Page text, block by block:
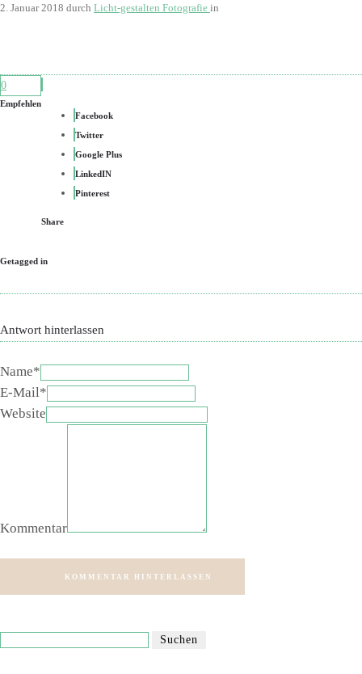
2. Januar 2018 durch Licht-gestalten Fotografie in
0
Empfehlen
Facebook
Twitter
Google Plus
LinkedIN
Pinterest
Share
Getagged in
Antwort hinterlassen
Name*
E-Mail*
Website
Kommentar
KOMMENTAR HINTERLASSEN